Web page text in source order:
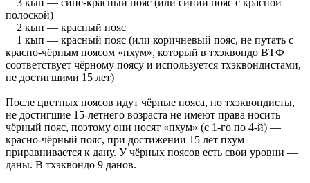
3 кып — сине-красный пояс (или синий пояс с красной
полоской)
2 кып — красный пояс
1 кып — красный пояс (или коричневый пояс, не путать с
красно-чёрным поясом «пхум», который в тхэквондо ВТФ
соответствует чёрному поясу и используется тхэквондистами,
не достигшими 15 лет)
После цветных поясов идут чёрные пояса, но тхэквондисты,
не достигшие 15-летнего возраста не имеют права носить
чёрный пояс, поэтому они носят «пхум» (с 1-го по 4-й) —
красно-чёрный пояс, при достижении 15 лет пхум
приравнивается к дану. У чёрных поясов есть свои уровни —
даны. В тхэквондо 9 данов.